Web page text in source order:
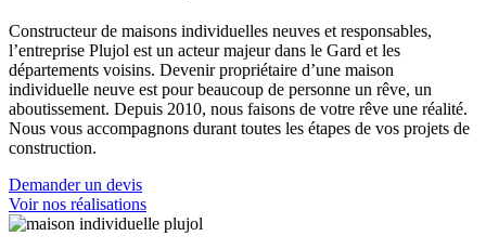
Constructeur de maisons individuelles neuves et responsables,
l’entreprise Plujol est un acteur majeur dans le Gard et les
départements voisins. Devenir propriétaire d’une maison
individuelle neuve est pour beaucoup de personne un rêve, un
aboutissement. Depuis 2010, nous faisons de votre rêve une réalité.
Nous vous accompagnons durant toutes les étapes de vos projets de
construction.
Demander un devis
Voir nos réalisations